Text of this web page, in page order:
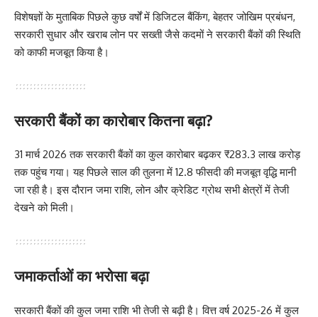
विशेषज्ञों के मुताबिक पिछले कुछ वर्षों में डिजिटल बैंकिंग, बेहतर जोखिम प्रबंधन,
सरकारी सुधार और खराब लोन पर सख्ती जैसे कदमों ने सरकारी बैंकों की स्थिति
को काफी मजबूत किया है।
सरकारी बैंकों का कारोबार कितना बढ़ा?
31 मार्च 2026 तक सरकारी बैंकों का कुल कारोबार बढ़कर ₹283.3 लाख करोड़
तक पहुंच गया। यह पिछले साल की तुलना में 12.8 फीसदी की मजबूत वृद्धि मानी
जा रही है। इस दौरान जमा राशि, लोन और क्रेडिट ग्रोथ सभी क्षेत्रों में तेजी
देखने को मिली।
जमाकर्ताओं का भरोसा बढ़ा
सरकारी बैंकों की कुल जमा राशि भी तेजी से बढ़ी है। वित्त वर्ष 2025-26 में कुल